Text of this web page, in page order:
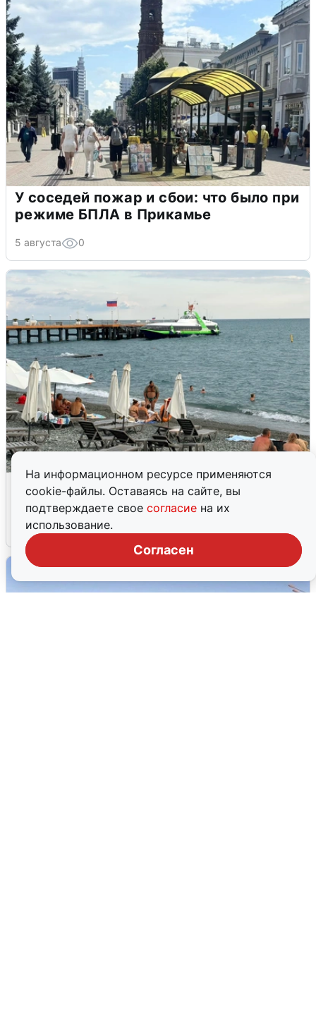
На информационном ресурсе применяются
cookie-файлы. Оставаясь на сайте, вы
подтверждаете свое согласие на их
использование.
Согласен
У соседей пожар и сбои: что было при
режиме БПЛА в Прикамье
5 августа 0
Жители и туристы Сочи рассказали
об атаке БПЛА 5 августа
5 августа 0